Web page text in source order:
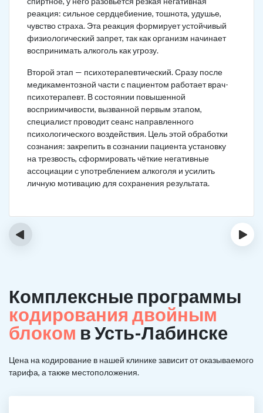
реакция: сильное сердцебиение, тошнота, удушье,
чувство страха. Эта реакция формирует устойчивый
физиологический запрет, так как организм начинает
воспринимать алкоголь как угрозу.
Второй этап — психотерапевтический. Сразу после
медикаментозной части с пациентом работает врач-
психотерапевт. В состоянии повышенной
восприимчивости, вызванной первым этапом,
специалист проводит сеанс направленного
психологического воздействия. Цель этой обработки
сознания: закрепить в сознании пациента установку
на трезвость, сформировать чёткие негативные
ассоциации с употреблением алкоголя и усилить
личную мотивацию для сохранения результата.
‹ ›
Комплексные программы
кодирования двойным
блоком в Усть-Лабинске
Цена на кодирование в нашей клинике зависит от оказываемого
тарифа, а также местоположения.